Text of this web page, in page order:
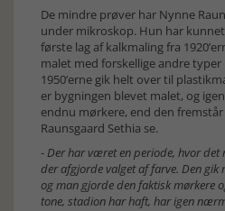
De mindre prøver har Nynne
under mikroskop. Hun har
første lag af kalkmaling fra
malet med forskellige andre
1950’erne gik helt over til
er bygningen blevet malet, og
endnu mørkere, end den
Raunsgaard Sethia se.
-Der har været en periode, hvor det
der afgjorde valget af farve. Den gik
og man gjorde den faktisk mørkere
tone, stadion har haft, har igen